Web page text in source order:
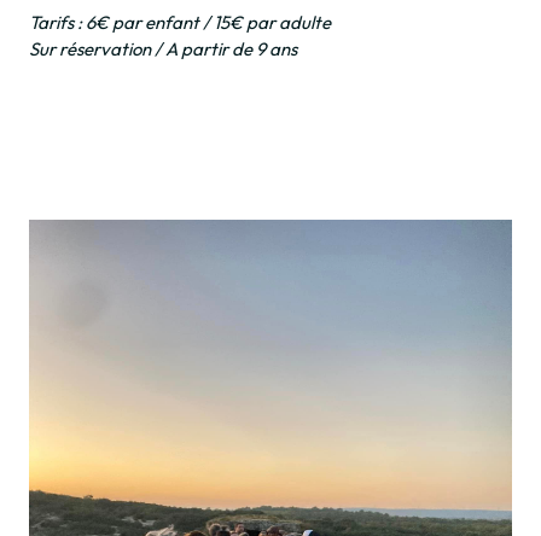
Tarifs : 6€ par enfant / 15€ par adulte
Sur réservation / A partir de 9 ans